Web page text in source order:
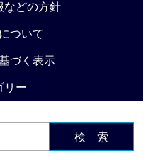
などの方針
ついて
づく表示
リー
検 索